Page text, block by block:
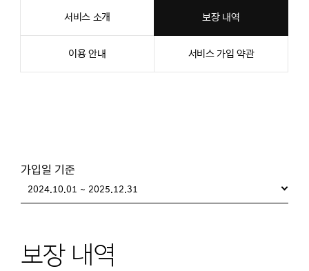
서비스 소개 보장 내역
이용 안내 서비스 가입 약관
가입일 기준
2024.10.01 ~ 2025.12.31
보장 내역